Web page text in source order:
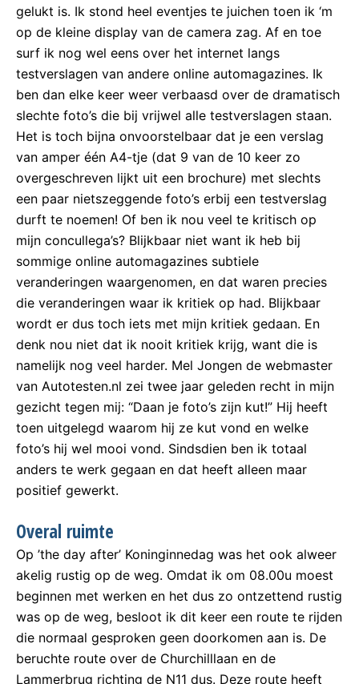
gelukt is. Ik stond heel eventjes te juichen toen ik ‘m
op de kleine display van de camera zag. Af en toe
surf ik nog wel eens over het internet langs
testverslagen van andere online automagazines. Ik
ben dan elke keer weer verbaasd over de dramatisch
slechte foto’s die bij vrijwel alle testverslagen staan.
Het is toch bijna onvoorstelbaar dat je een verslag
van amper één A4-tje (dat 9 van de 10 keer zo
overgeschreven lijkt uit een brochure) met slechts
een paar nietszeggende foto’s erbij een testverslag
durft te noemen! Of ben ik nou veel te kritisch op
mijn concullega’s? Blijkbaar niet want ik heb bij
sommige online automagazines subtiele
veranderingen waargenomen, en dat waren precies
die veranderingen waar ik kritiek op had. Blijkbaar
wordt er dus toch iets met mijn kritiek gedaan. En
denk nou niet dat ik nooit kritiek krijg, want die is
namelijk nog veel harder. Mel Jongen de webmaster
van Autotesten.nl zei twee jaar geleden recht in mijn
gezicht tegen mij: “Daan je foto’s zijn kut!” Hij heeft
toen uitgelegd waarom hij ze kut vond en welke
foto’s hij wel mooi vond. Sindsdien ben ik totaal
anders te werk gegaan en dat heeft alleen maar
positief gewerkt.
Overal ruimte
Op ’the day after’ Koninginnedag was het ook alweer
akelig rustig op de weg. Omdat ik om 08.00u moest
beginnen met werken en het dus zo ontzettend rustig
was op de weg, besloot ik dit keer een route te rijden
die normaal gesproken geen doorkomen aan is. De
beruchte route over de Churchilllaan en de
Lammerbrug richting de N11 dus. Deze route heeft